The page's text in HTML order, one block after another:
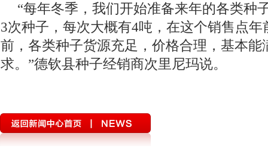
“每年冬季，我们开始准备来年的各类种
3次种子，每次大概有4吨，在这个销售点
前，各类种子货源充足，价格合理，基本能
求。”德钦县种子经销商次里尼玛说。